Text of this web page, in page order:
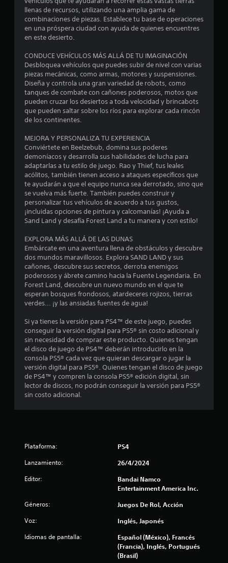
t
r
l
l
a
e
c
n
o
e
s
r
e
l
l
n
o
t
llenas de recursos, utilizando una amplia gama de
combinaciones de piezas. Establece tu base de operaciones
en una próspera ciudad con ayuda de quienes encuentres
en este desierto.
CONDUCE VEHÍCULOS MÁS ALLÁ DE TU IMAGINACIÓN
Desbloquea vehículos que puedes subir de nivel con varias
piezas mecánicas, como armas, motores y suspensiones.
Diseña y controla una gran variedad de robots, como
tanques de combate con cañones poderosos, motos que
pueden cruzar los desiertos a toda velocidad y brincabots
que pueden saltar sobre los ríos para explorar cada rincón
de los continentes.
MEJORA Y PERSONALIZA TU EXPERIENCIA
Conviértete en Beelzebub, domina sus poderes
demoníacos y desarrolla sus habilidades de lucha para
adaptarlas a tu estilo de juego. Rao y Thief, tus leales
acólitos, también tienen acceso a ataques específicos que
te ayudarán a que el equipo nunca sea derrotado, sino que
se vuelva más fuerte. También puedes construir y
personalizar tus vehículos de acuerdo a tus gustos,
¡incluidas opciones de pintura y calcomanías! ¡Ayuda a
Sand Land y desafía Forest Land a tu manera y con estilo!
EXPLORA MÁS ALLÁ DE LAS DUNAS
Embárcate en una aventura llena de obstáculos y descubre
dos mundos maravillosos. Explora SAND LAND y sus
cañones, descubre sus secretos, derrota enemigos
poderosos y ábrete camino hacia la Fuente Legendaria. En
Forest Land, descubre un nuevo mundo en el que te
esperan bosques frondosos, atardeceres rojizos, tierras
verdes... ¡y las ansiadas fuentes de agua!
Si ya tienes la versión para PS4™ de este juego, puedes
conseguir la versión digital para PS5® sin costo adicional y
sin necesidad de comprar este producto. Quienes tengan
el disco de juego de PS4™ deberán introducirlo en la
consola PS5® cada vez que quieran descargar o jugar la
versión digital para PS5®. Quienes tengan el disco de juego
de PS4™ y compren la consola PS5® edición digital, sin
lector de discos, no podrán conseguir la versión para PS5®
sin costo adicional.
Plataforma: PS4
Lanzamiento: 26/4/2024
Editor:
Bandai Namco
Entertainment America Inc.
Géneros: Juegos De Rol, Acción
Voz: Inglés, Japonés
Idiomas de pantalla:
Español (México), Francés
(Francia), Inglés, Portugués
(Brasil)